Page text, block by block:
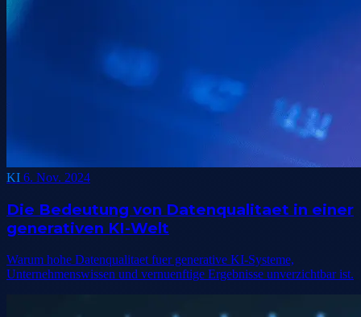
KI 6. Nov. 2024
Die Bedeutung von Datenqualitaet in einer
generativen KI-Welt
Warum hohe Datenqualitaet fuer generative KI-Systeme,
Unternehmenswissen und vernuenftige Ergebnisse unverzichtbar ist.